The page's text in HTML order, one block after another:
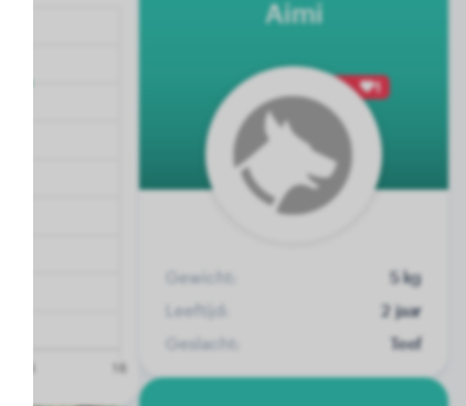
Aimi
1
Gewicht:
5 kg
Leeftijd:
2 jaar
Geslacht:
Teef